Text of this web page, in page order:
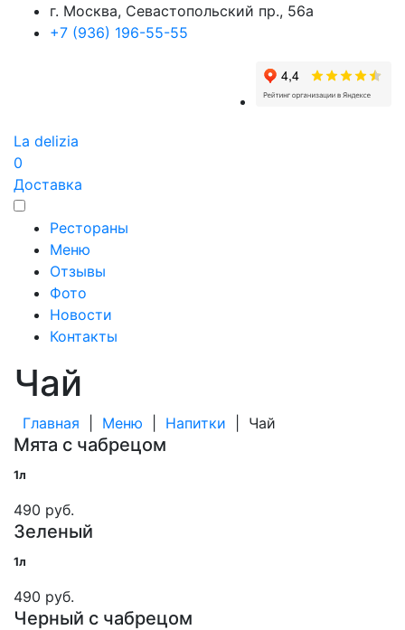
г. Москва, Севастопольский пр., 56а
+7 (936) 196-55-55
La delizia
0
Доставка
Рестораны
Меню
Отзывы
Фото
Новости
Контакты
Чай
Главная Меню Напитки Чай
Мята с чабрецом
1л
490 руб.
Зеленый
1л
490 руб.
Черный с чабрецом